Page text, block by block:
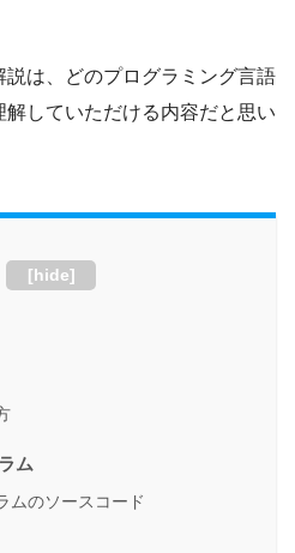
は、どのプログラミング言語
していただける内容だと思い
[hide]
ム
ムのソースコード